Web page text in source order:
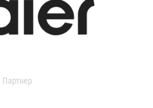
Партнер